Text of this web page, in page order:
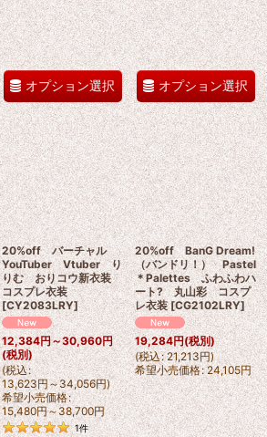
オプション選択 オプション選択
20%off バーチャル
YouTuber Vtuber り
りむ おりコウ新衣装
コスプレ衣装
[CY2083LRY]
12,384円～30,960円
(税別)
(税込:
13,623円 ～34,056円)
希望小売価格:
15,480円～38,700円
1件
20%off BanG Dream!
（バンドリ！） Pastel
＊Palettes ふわふわハ
ート? 丸山彩 コスプ
レ衣装 [CG2102LRY]
19,284円(税別)
(税込: 21,213円)
希望小売価格: 24,105円